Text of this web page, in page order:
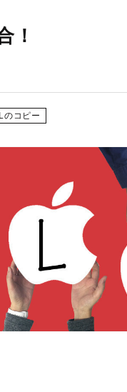
！
のコピー